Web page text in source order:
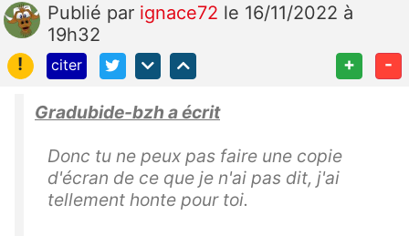
Publié par ignace72 le 16/11/2022 à
19h32
!
citer + -
Gradubide-bzh a écrit
Donc tu ne peux pas faire une copie
d'écran de ce que je n'ai pas dit, j'ai
tellement honte pour toi.